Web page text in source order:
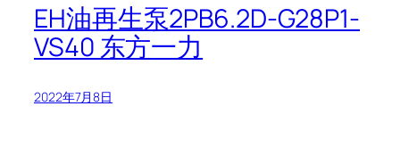
EH油再生泵2PB6.2D-G28P1-
VS40 东方一力
2022年7月8日